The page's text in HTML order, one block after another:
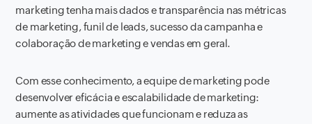
marketing tenha mais dados e transparência nas métricas
de marketing, funil de leads, sucesso da campanha e
colaboração de marketing e vendas em geral.
Com esse conhecimento, a equipe de marketing pode
desenvolver eficácia e escalabilidade de marketing:
aumente as atividades que funcionam e reduza as